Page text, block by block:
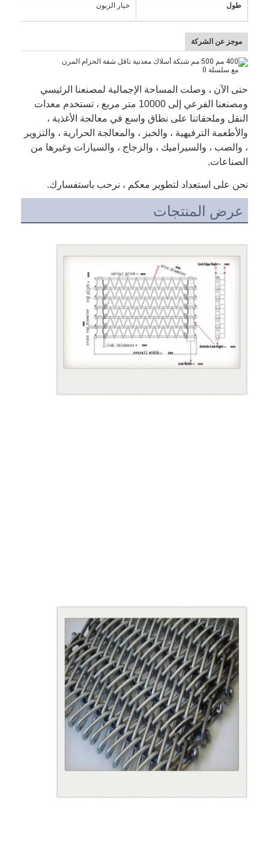
منزل
المنتجات
حول بنا
جولة في المعمل
ضبط الجودة
لوحة سلسلة ناقل
حزام شبكي للطاقة الشمسية الكهروضوئية
حزام شبكة سلسلة
حزام الفريزر الحلزوني
سيور نقل الفرن
طول خيار الزبون
موجز عن الشركة
حتى الآن ، وصلت المساحة الإجمالية لمصنعنا الرئيسي
ومصنعنا الفرعي إلى 10000 متر مربع ، تستخدم معدات
النقل وملحقاتنا على نطاق واسع في معالجة الأغذية ،
والأطعمة الترفيهية ، والخبز ، والمعالجة الحرارية ، والتزوير
، والصب ، والسيراميك ، والزجاج ، والسيارات وغيرها من
الصناعات.
نحن على استعداد لتطوير معكم ، نرحب باستفسارك.
عرض المنتجات